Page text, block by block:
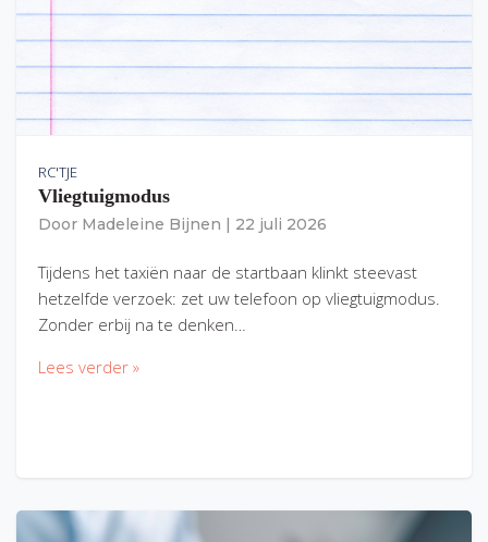
RC'TJE
Vliegtuigmodus
Door Madeleine Bijnen 22 juli 2026
Tijdens het taxiën naar de startbaan klinkt steevast
hetzelfde verzoek: zet uw telefoon op vliegtuigmodus.
Zonder erbij na te denken…
Lees verder »